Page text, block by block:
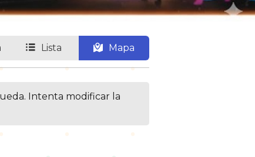
Lista Mapa
Intenta modificar la